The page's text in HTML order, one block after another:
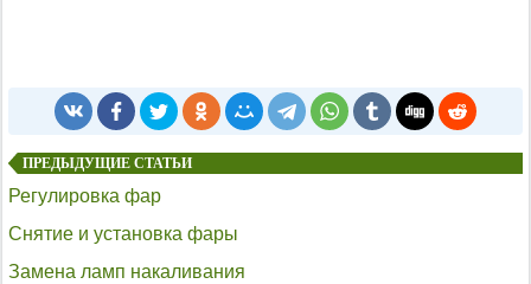
ПРЕДЫДУЩИЕ СТАТЬИ
Регулировка фар
Снятие и установка фары
Замена ламп накаливания